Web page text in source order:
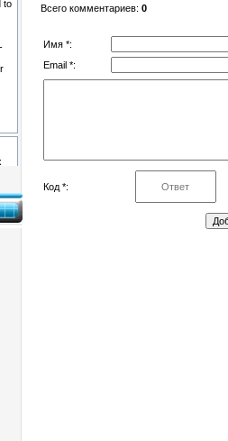
Всего комментариев: 0
Имя *:
Email *:
Код *: